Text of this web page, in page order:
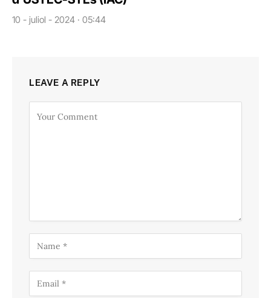
10 - juliol - 2024 · 05:44
LEAVE A REPLY